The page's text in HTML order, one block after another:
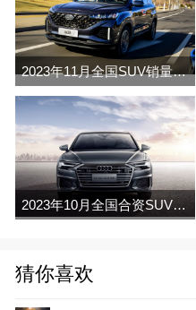
2023年11月全国SUV销量排行榜完整版(零售量
2023年10月全国合资SUV销量排行榜完整版(批发量
猜你喜欢